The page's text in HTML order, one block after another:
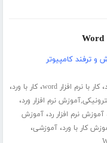
و ترفند کامپیوتر
،کار با نرم افزار word ،کار با ورد،
نرم افزار ورد،
آموزش نرم افزار رد،آموزش
کار با ورد،آموزشی،